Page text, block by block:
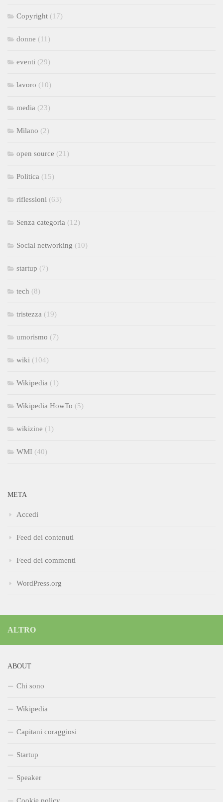
Copyright (17)
donne (11)
eventi (29)
lavoro (10)
media (23)
Milano (2)
open source (21)
Politica (15)
riflessioni (63)
Senza categoria (12)
Social networking (10)
startup (7)
tech (8)
tristezza (19)
umorismo (7)
wiki (104)
Wikipedia (1)
Wikipedia HowTo (5)
wikizine (1)
WMI (40)
META
Accedi
Feed dei contenuti
Feed dei commenti
WordPress.org
ALTRO
ABOUT
Chi sono
Wikipedia
Capitani coraggiosi
Startup
Speaker